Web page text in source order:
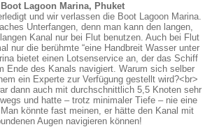
Boot Lagoon Marina, Phuket
und wir verlassen die Boot Lagoon Marina.
Unterfangen, denn man kann den langen,
Kanal nur bei Flut benutzen. Auch bei Flut
nur die berühmte “eine Handbreit Wasser unter
bietet einen Lotsenservice an, der das Schiff
Ende des Kanals navigiert. Warum sich selber
ein Experte zur Verfügung gestellt wird?<br>
dann auch mit durchschnittlich 5,5 Knoten sehr
und hatte – trotz minimaler Tiefe – nie eine
könnte fast meinen, er hätte den Kanal mit
Augen navigieren können!